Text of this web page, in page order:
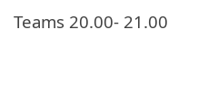
Teams 20.00- 21.00